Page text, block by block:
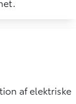
af elektriske